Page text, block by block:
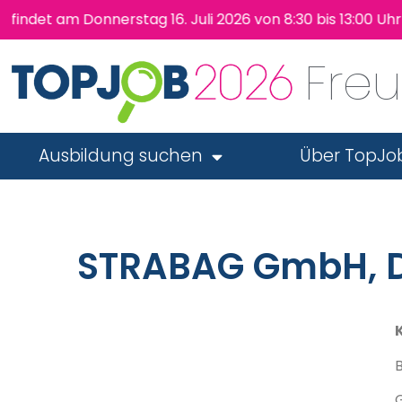
am Donnerstag 16. Juli 2026 von 8:30 bis 13:00 Uhr
Ausbildung suchen Über
STRABAG